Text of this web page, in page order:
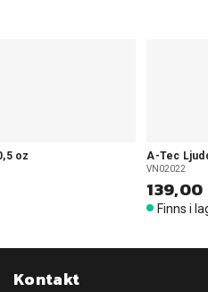
oz A-Tec
VN02022
Finns i
Kontakt